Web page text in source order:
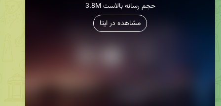
3.8M حجم رسانه بالاست
مشاهده در ایتا